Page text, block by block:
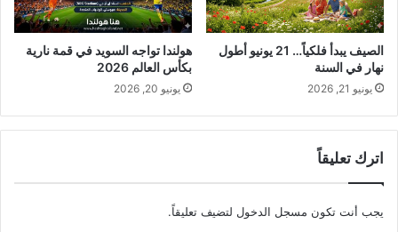
الصيف يبدأ فلكياً… 21 يونيو أطول
نهار في السنة
يونيو 21, 2026
هولندا تواجه السويد في قمة نارية
بكأس العالم 2026
يونيو 20, 2026
اترك تعليقاً
يجب أنت تكون مسجل الدخول لتضيف تعليقاً.